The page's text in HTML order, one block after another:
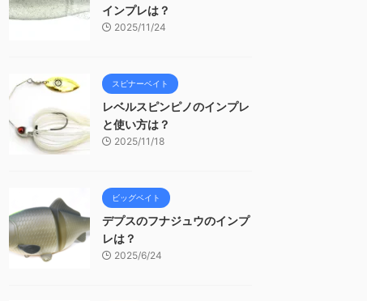
インプレは？
2025/11/24
スピナーベイト
レベルスピンピノのインプレ
と使い方は？
2025/11/18
ビッグベイト
デプスのフナジュウのインプ
レは？
2025/6/24